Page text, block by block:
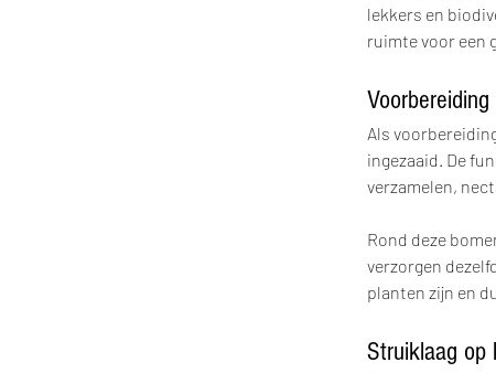
lekkers en
ruimte voor een
Als
ingezaaid. De
verzamelen,
Rond deze
verzorgen
planten zijn en
Struiklaag op